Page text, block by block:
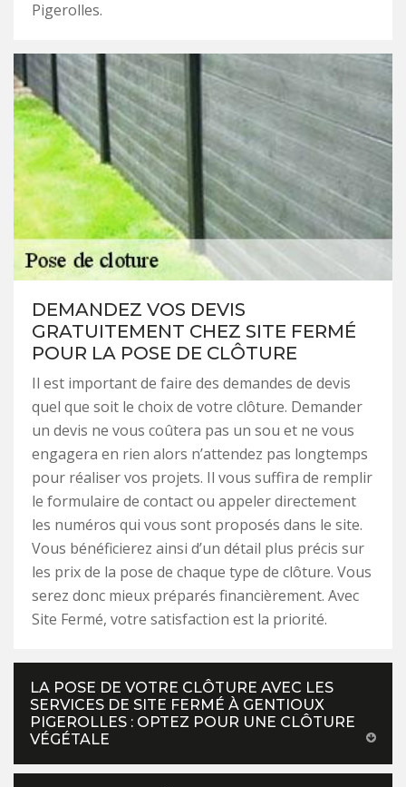
Pigerolles.
DEMANDEZ VOS DEVIS
GRATUITEMENT CHEZ SITE FERMÉ
POUR LA POSE DE CLÔTURE
Il est important de faire des demandes de devis
quel que soit le choix de votre clôture. Demander
un devis ne vous coûtera pas un sou et ne vous
engagera en rien alors n’attendez pas longtemps
pour réaliser vos projets. Il vous suffira de remplir
le formulaire de contact ou appeler directement
les numéros qui vous sont proposés dans le site.
Vous bénéficierez ainsi d’un détail plus précis sur
les prix de la pose de chaque type de clôture. Vous
serez donc mieux préparés financièrement. Avec
Site Fermé, votre satisfaction est la priorité.
LA POSE DE VOTRE CLÔTURE AVEC LES
SERVICES DE SITE FERMÉ À GENTIOUX
PIGEROLLES : OPTEZ POUR UNE CLÔTURE
VÉGÉTALE